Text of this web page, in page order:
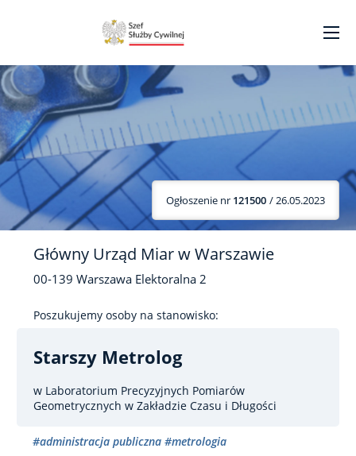
Ogłoszenie nr 121500 / 26.05.2023
Główny Urząd Miar w Warszawie
00-139 Warszawa Elektoralna 2
Poszukujemy osoby na stanowisko:
Starszy Metrolog
w Laboratorium Precyzyjnych Pomiarów
Geometrycznych w Zakładzie Czasu i Długości
#administracja publiczna #metrologia